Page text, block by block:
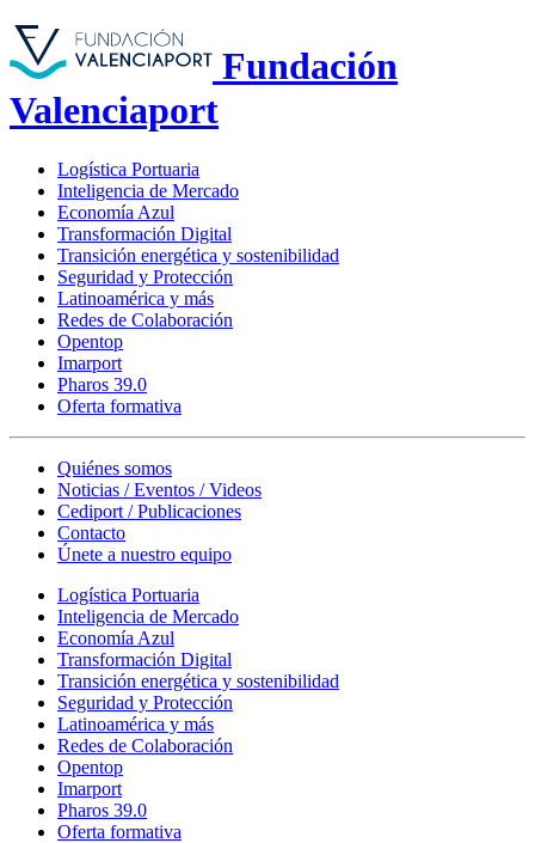
Fundación
Valenciaport
Logística Portuaria
Inteligencia de Mercado
Economía Azul
Transformación Digital
Transición energética y sostenibilidad
Seguridad y Protección
Latinoamérica y más
Redes de Colaboración
Opentop
Imarport
Pharos 39.0
Oferta formativa
Quiénes somos
Noticias / Eventos / Videos
Cediport / Publicaciones
Contacto
Únete a nuestro equipo
Logística Portuaria
Inteligencia de Mercado
Economía Azul
Transformación Digital
Transición energética y sostenibilidad
Seguridad y Protección
Latinoamérica y más
Redes de Colaboración
Opentop
Imarport
Pharos 39.0
Oferta formativa